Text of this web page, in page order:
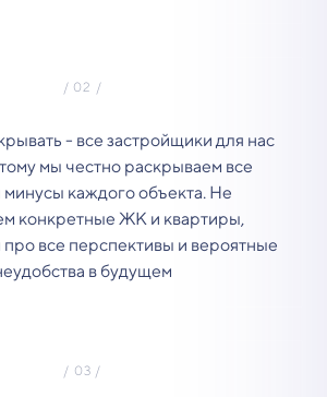
- все застройщики для нас
мы честно раскрываем все
каждого объекта. Не
конкретные ЖК и квартиры,
про все перспективы и вероятные
в будущем